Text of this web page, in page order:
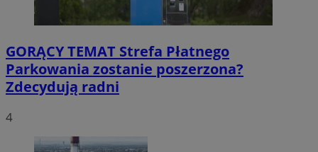
GORĄCY TEMAT Strefa Płatnego
Parkowania zostanie poszerzona?
Zdecydują radni
4